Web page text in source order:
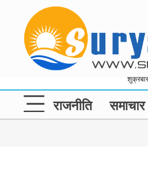
राजनीति समाचार